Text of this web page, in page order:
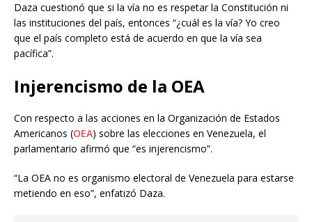
Daza cuestionó que si la vía no es respetar la Constitución ni
las instituciones del país, entonces “¿cuál es la vía? Yo creo
que el país completo está de acuerdo en que la vía sea
pacífica”.
Injerencismo de la OEA
Con respecto a las acciones en la Organización de Estados
Americanos (OEA) sobre las elecciones en Venezuela, el
parlamentario afirmó que “es injerencismo”.
“La OEA no es organismo electoral de Venezuela para estarse
metiendo en eso”, enfatizó Daza.